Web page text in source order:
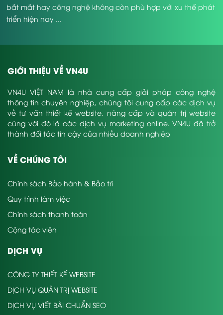
bắt mắt hay công nghệ không còn phù hợp với xu thế phát
triển hiện nay ...
GIỚI THIỆU VỀ VN4U
VN4U VIỆT NAM là nhà cung cấp giải pháp công nghệ
thông tin chuyên nghiệp, chúng tôi cung cấp các dịch vụ
về tư vấn thiết kế website, nâng cấp và quản trị website
cùng với đó là các dịch vụ marketing online. VN4U đã trở
thành đối tác tin cậy của nhiều doanh nghiệp
VỀ CHÚNG TÔI
Chính sách Bảo hành & Bảo trì
Quy trình làm việc
Chính sách thanh toán
Cộng tác viên
DỊCH VỤ
CÔNG TY THIẾT KẾ WEBSITE
DỊCH VỤ QUẢN TRỊ WEBSITE
DỊCH VỤ VIẾT BÀI CHUẨN SEO